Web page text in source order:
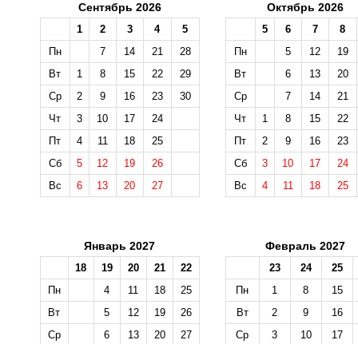
Сентябрь 2026
1 2 3 4
5
Пн
7 14 21
28
Вт
1 8 15 22
29
Ср
2 9 16 23
30
Чт
3 10 17
24
Пт
4 11 18
25
Сб
5 12 19
26
Вс
6 13 20 27
Октябрь 2026
5 6 7
8
Пн
5 12
19
Вт
6 13
20
Ср
7 14
21
Чт
1 8 15
22
Пт
2 9 16
23
Сб
3 10 17
24
Вс
4 11 18 25
Январь 2027
18 19 20 21
22
Пн
4 11 18
25
Вт
5 12 19
26
Ср
6 13 20
27
Февраль 2027
23 24
25
Пн
1 8
15
Вт
2 9
16
Ср
3 10
17